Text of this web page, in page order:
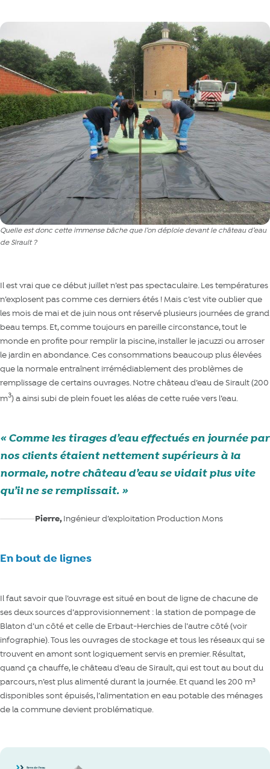
Quelle est donc cette immense bâche que l’on déploie devant le château d’eau
de Sirault ?
Il est vrai que ce début juillet n’est pas spectaculaire. Les températures
n’explosent pas comme ces derniers étés ! Mais c’est vite oublier que
les mois de mai et de juin nous ont réservé plusieurs journées de grand
beau temps. Et, comme toujours en pareille circonstance, tout le
monde en profite pour remplir la piscine, installer le jacuzzi ou arroser
le jardin en abondance. Ces consommations beaucoup plus élevées
que la normale entraînent irrémédiablement des problèmes de
remplissage de certains ouvrages. Notre château d’eau de Sirault (200
m3) a ainsi subi de plein fouet les aléas de cette ruée vers l’eau.
Comme les tirages d’eau effectués en journée par
nos clients étaient nettement supérieurs à la
normale, notre château d’eau se vidait plus vite
qu’il ne se remplissait.
Pierre,Ingénieur d’exploitation Production Mons
En bout de lignes
Il faut savoir que l’ouvrage est situé en bout de ligne de chacune de
ses deux sources d’approvisionnement : la station de pompage de
Blaton d’un côté et celle de Erbaut-Herchies de l’autre côté (voir
infographie). Tous les ouvrages de stockage et tous les réseaux qui se
trouvent en amont sont logiquement servis en premier. Résultat,
quand ça chauffe, le château d’eau de Sirault, qui est tout au bout du
parcours, n’est plus alimenté durant la journée. Et quand les 200 m³
disponibles sont épuisés, l’alimentation en eau potable des ménages
de la commune devient problématique.